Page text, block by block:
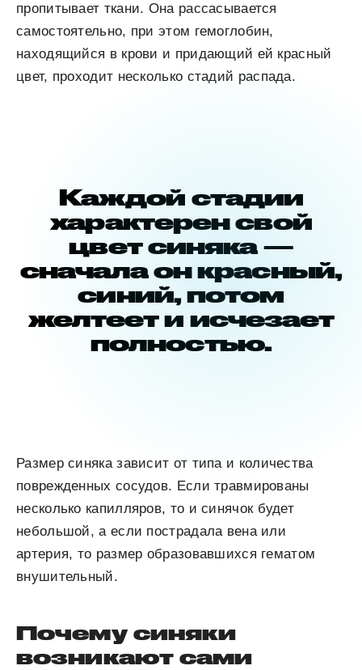
пропитывает ткани. Она рассасывается
самостоятельно, при этом гемоглобин,
находящийся в крови и придающий ей красный
цвет, проходит несколько стадий распада.
Каждой стадии
характерен свой
цвет синяка —
сначала он красный,
синий, потом
желтеет и исчезает
полностью.
Размер синяка зависит от типа и количества
поврежденных сосудов. Если травмированы
несколько капилляров, то и синячок будет
небольшой, а если пострадала вена или
артерия, то размер образовавшихся гематом
внушительный.
Почему синяки
возникают сами